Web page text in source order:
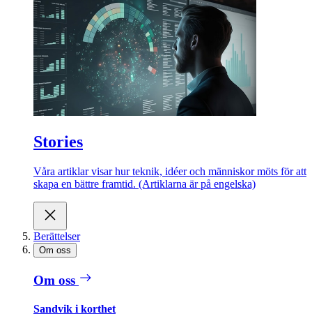
Stories
Våra artiklar visar hur teknik, idéer och människor möts för att
skapa en bättre framtid. (Artiklarna är på engelska)
Berättelser
Om oss
Om oss
Sandvik i korthet